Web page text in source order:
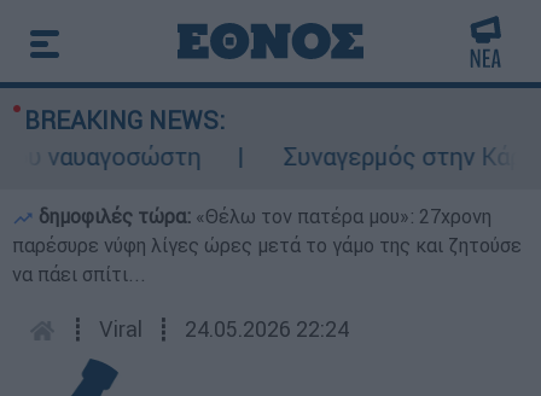
BREAKING NEWS:
Συναγερμός στην
δημοφιλές τώρα: «Θέλω τον πατέρα μου»: 27χρονη
παρέσυρε νύφη λίγες ώρες μετά το γάμο της και ζητούσε
να πάει σπίτι...
┋ Viral ┋ 24.05.2026 22:24